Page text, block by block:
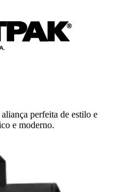
perfeita de estilo e
e moderno.